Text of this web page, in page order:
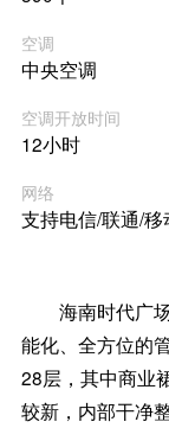
空调
中央空调
空调开放时间
12小时
网络
支持电信/联通/移
海南时代广场
能化、全方位的
28层，其中商业
较新，内部干净